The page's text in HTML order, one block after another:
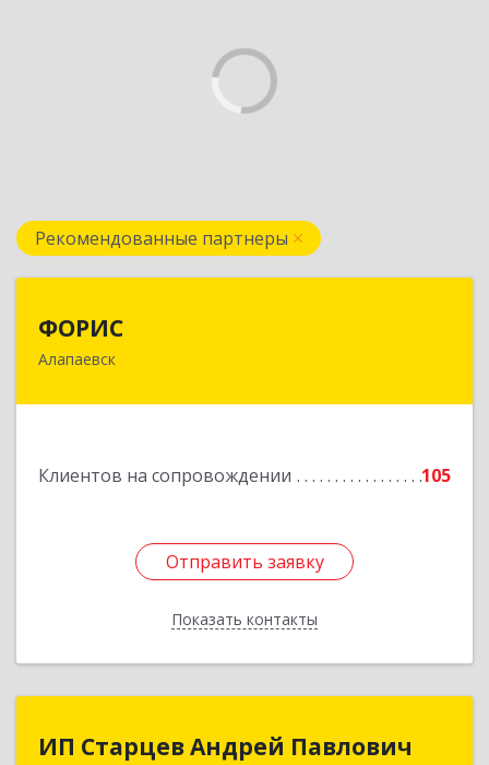
Рекомендованные партнеры
ФОРИС
Алапаевск
Клиентов на сопровождении 105
Отправить заявку
Показать контакты
624601, Свердловская обл, Алапаевск г, Ленина
Отправить заявку
Назад
ИП Старцев Андрей Павлович
ИП Старцев Андрей Павлович